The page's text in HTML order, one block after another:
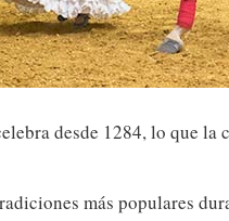
desde 1284, lo que la
más populares